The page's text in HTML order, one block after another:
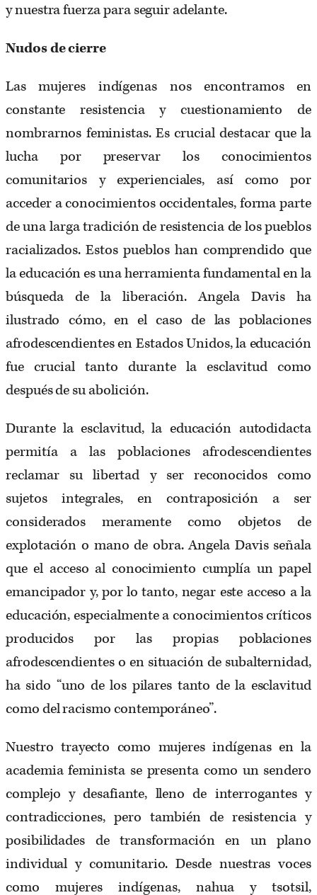
y nuestra fuerza para seguir adelante.
Nudos de cierre
Las mujeres indígenas nos encontramos en
constante resistencia y cuestionamiento de
nombrarnos feministas. Es crucial destacar que la
lucha por preservar los conocimientos
comunitarios y experienciales, así como por
acceder a conocimientos occidentales, forma parte
de una larga tradición de resistencia de los pueblos
racializados. Estos pueblos han comprendido que
la educación es una herramienta fundamental en la
búsqueda de la liberación. Angela Davis ha
ilustrado cómo, en el caso de las poblaciones
afrodescendientes en Estados Unidos, la educación
fue crucial tanto durante la esclavitud como
después de su abolición.
Durante la esclavitud, la educación autodidacta
permitía a las poblaciones afrodescendientes
reclamar su libertad y ser reconocidos como
sujetos integrales, en contraposición a ser
considerados meramente como objetos de
explotación o mano de obra. Angela Davis señala
que el acceso al conocimiento cumplía un papel
emancipador y, por lo tanto, negar este acceso a la
educación, especialmente a conocimientos críticos
producidos por las propias poblaciones
afrodescendientes o en situación de subalternidad,
ha sido “uno de los pilares tanto de la esclavitud
como del racismo contemporáneo”.
Nuestro trayecto como mujeres indígenas en la
academia feminista se presenta como un sendero
complejo y desafiante, lleno de interrogantes y
contradicciones, pero también de resistencia y
posibilidades de transformación en un plano
individual y comunitario. Desde nuestras voces
como mujeres indígenas, nahua y tsotsil,